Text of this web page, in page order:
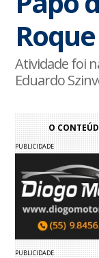
Atividade foi
Eduardo
O
PUBLICIDADE
PUBLICIDADE